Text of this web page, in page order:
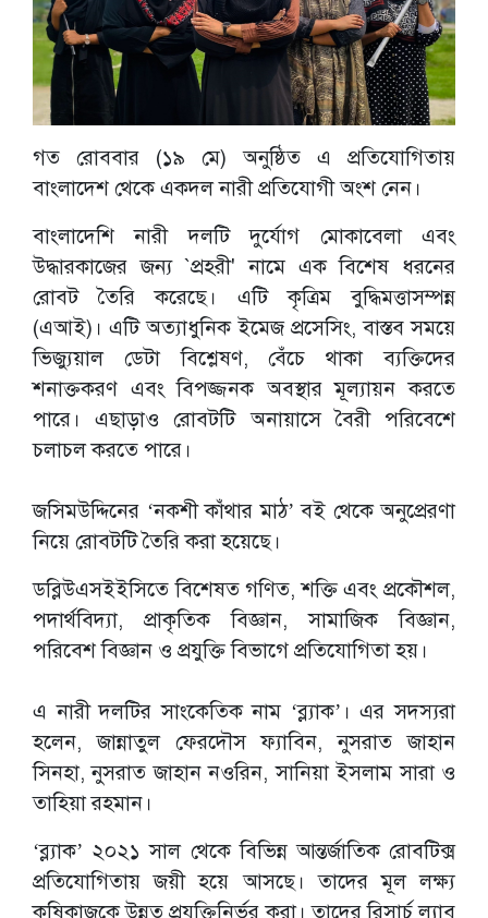
গত রোববার (১৯ মে) অনুষ্ঠিত এ প্রতিযোগিতায়
বাংলাদেশ থেকে একদল নারী প্রতিযোগী অংশ নেন।
বাংলাদেশি নারী দলটি দুর্যোগ মোকাবেলা এবং
উদ্ধারকাজের জন্য `প্রহরী' নামে এক বিশেষ ধরনের
রোবট তৈরি করেছে। এটি কৃত্রিম বুদ্ধিমত্তাসম্পন্ন
(এআই)। এটি অত্যাধুনিক ইমেজ প্রসেসিং, বাস্তব সময়ে
ভিজ্যুয়াল ডেটা বিশ্লেষণ, বেঁচে থাকা ব্যক্তিদের
শনাক্তকরণ এবং বিপজ্জনক অবস্থার মূল্যায়ন করতে
পারে। এছাড়াও রোবটটি অনায়াসে বৈরী পরিবেশে
চলাচল করতে পারে।
জসিমউদ্দিনের ‘নকশী কাঁথার মাঠ’ বই থেকে অনুপ্রেরণা
নিয়ে রোবটটি তৈরি করা হয়েছে।
ডব্লিউএসইইসিতে বিশেষত গণিত, শক্তি এবং প্রকৌশল,
পদার্থবিদ্যা, প্রাকৃতিক বিজ্ঞান, সামাজিক বিজ্ঞান,
পরিবেশ বিজ্ঞান ও প্রযুক্তি বিভাগে প্রতিযোগিতা হয়।
এ নারী দলটির সাংকেতিক নাম ‘ব্ল্যাক’। এর সদস্যরা
হলেন, জান্নাতুল ফেরদৌস ফ্যাবিন, নুসরাত জাহান
সিনহা, নুসরাত জাহান নওরিন, সানিয়া ইসলাম সারা ও
তাহিয়া রহমান।
‘ব্ল্যাক’ ২০২১ সাল থেকে বিভিন্ন আন্তর্জাতিক রোবটিক্স
প্রতিযোগিতায় জয়ী হয়ে আসছে। তাদের মূল লক্ষ্য
কৃষিকাজকে উন্নত প্রযুক্তিনির্ভর করা। তাদের রিসার্চ ল্যাব